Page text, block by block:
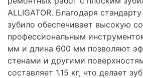
ALLIGATOR. Благодаря
зубило обеспечивает высокую
профессиональным
мм и длина 600 мм позволяют
стенами и другими
составляет 1.15 кг, что делает